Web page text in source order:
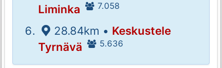
Liminka
7.058
28.84km • Keskustele
Tyrnävä
5.636